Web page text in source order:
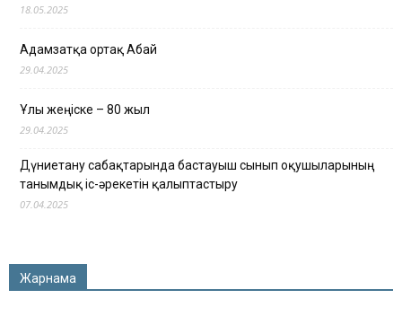
18.05.2025
Адамзатқа ортақ Абай
29.04.2025
Ұлы жеңіске – 80 жыл
29.04.2025
Дүниетану сабақтарында бастауыш сынып оқушыларының
танымдық іс-әрекетін қалыптастыру
07.04.2025
Жарнама